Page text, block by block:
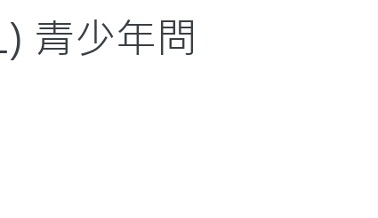
青少年問